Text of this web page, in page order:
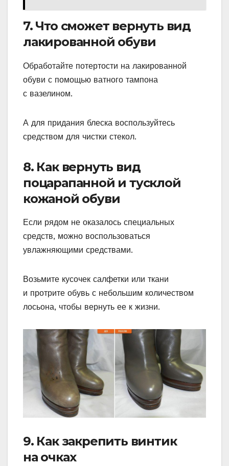
7. Что сможет вернуть вид
лакированной обуви
Обработайте потертости на лакированной
обуви с помощью ватного тампона
с вазелином.
А для придания блеска воспользуйтесь
средством для чистки стекол.
8. Как вернуть вид
поцарапанной и тусклой
кожаной обуви
Если рядом не оказалось специальных
средств, можно воспользоваться
увлажняющими средствами.
Возьмите кусочек салфетки или ткани
и протрите обувь с небольшим количеством
лосьона, чтобы вернуть ее к жизни.
9. Как закрепить винтик
на очках